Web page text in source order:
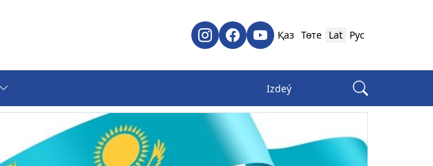
Қаз Төте Lat Рус